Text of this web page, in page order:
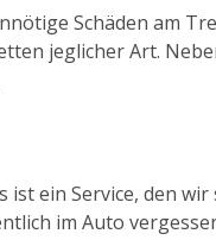
Schäden am
jeglicher Art.
ist ein Service, den
im Auto